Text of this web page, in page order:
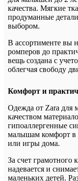
качества. Мягкие
продуманные
выбором.
В ассортименте вы
ромперов до
вещь создана с
облегчая свободу
Комфорт и
Одежда от Zara для
качеством
гипоаллергенные
малышам комфорт в
или игры дома.
За счет грамотного
надевается и
маленьких детей.